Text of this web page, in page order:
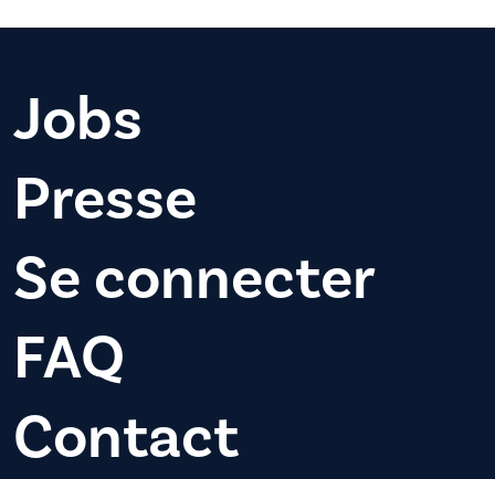
Jobs
Presse
Se connecter
FAQ
Contact